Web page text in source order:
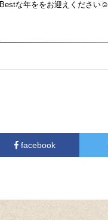
Bestな年ををお迎えください☺︎
facebook